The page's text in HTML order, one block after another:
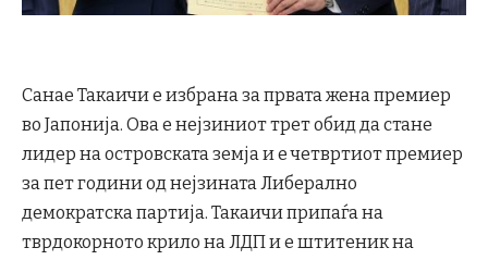
Санае Такаичи е избрана за првата жена премиер
во Јапонија. Ова е нејзиниот трет обид да стане
лидер на островската земја и е четвртиот премиер
за пет години од нејзината Либерално
демократска партија. Такаичи припаѓа на
тврдокорното крило на ЛДП и е штитеник на